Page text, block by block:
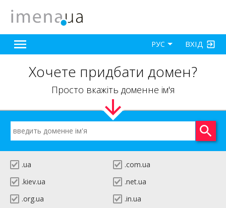
ВХІД
РУС
Хочете придбати домен?
Просто вкажіть доменне ім'я
.ua
.com.ua
.kiev.ua
.net.ua
.org.ua
.in.ua